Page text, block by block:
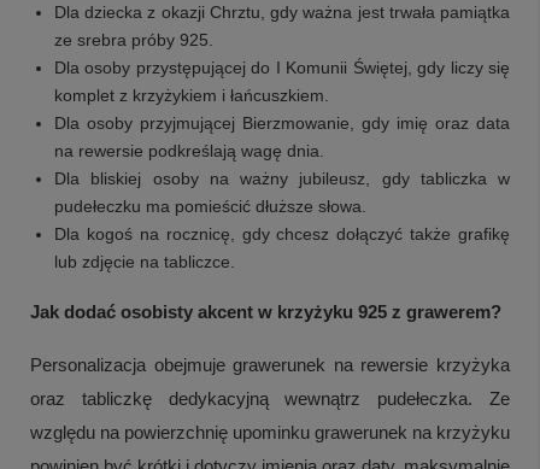
Dla dziecka z okazji Chrztu, gdy ważna jest trwała pamiątka
ze srebra próby 925.
Dla osoby przystępującej do I Komunii Świętej, gdy liczy się
komplet z krzyżykiem i łańcuszkiem.
Dla osoby przyjmującej Bierzmowanie, gdy imię oraz data
na rewersie podkreślają wagę dnia.
Dla bliskiej osoby na ważny jubileusz, gdy tabliczka w
pudełeczku ma pomieścić dłuższe słowa.
Dla kogoś na rocznicę, gdy chcesz dołączyć także grafikę
lub zdjęcie na tabliczce.
Jak dodać osobisty akcent w krzyżyku 925 z grawerem?
Personalizacja obejmuje grawerunek na rewersie krzyżyka
oraz tabliczkę dedykacyjną wewnątrz pudełeczka. Ze
względu na powierzchnię upominku grawerunek na krzyżyku